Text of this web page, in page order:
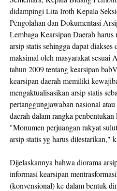
didampingi Lita Iroth Kepala
Pengolahan dan Dokumentasi
Lembaga Kearsipan Daerah harus
arsip statis sehingga dapat diakses
maksimal oleh masyarakat sesuai
tahun 2009 tentang kearsipan
kearsipan daerah memiliki
mengaktualisasikan arsip statis
pertanggungjawaban nasional
daerah dalam rangka
"Monumen perjuangan rakyat
arsip statis yg harus dilestarikan,"
Dijelaskannya bahwa diorama
informasi kearsipan
(konvensional) ke dalam bentuk